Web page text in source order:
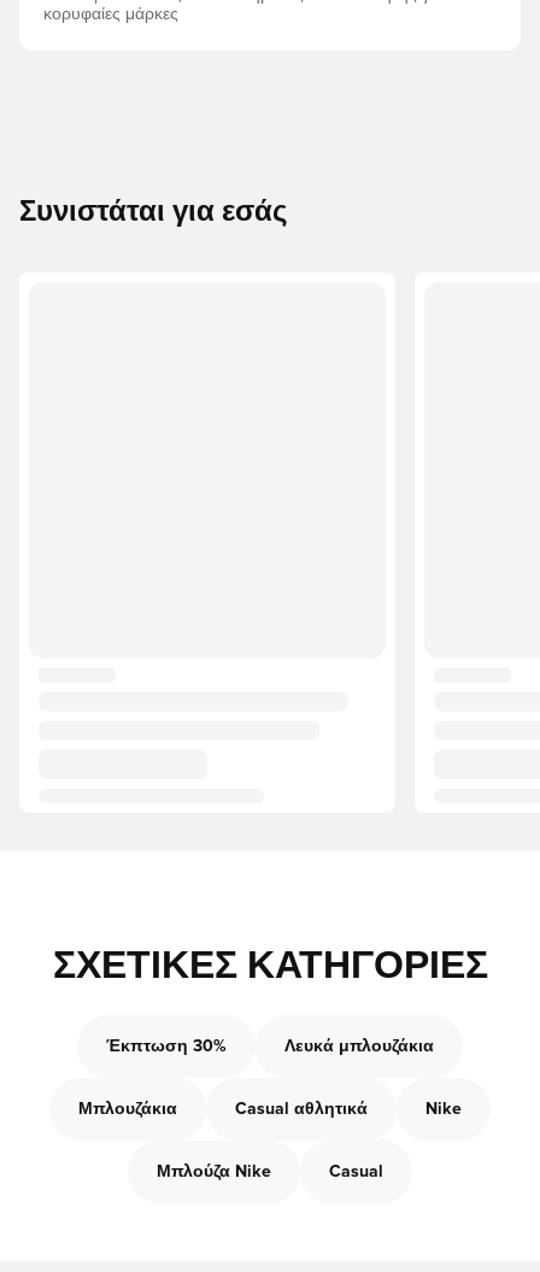
κορυφαίες μάρκες
Συνιστάται για εσάς
ΣΧΕΤΙΚΈΣ ΚΑΤΗΓΟΡΊΕΣ
Έκπτωση 30% Λευκά μπλουζάκια
Μπλουζάκια Casual αθλητικά Nike
Μπλούζα Nike Casual